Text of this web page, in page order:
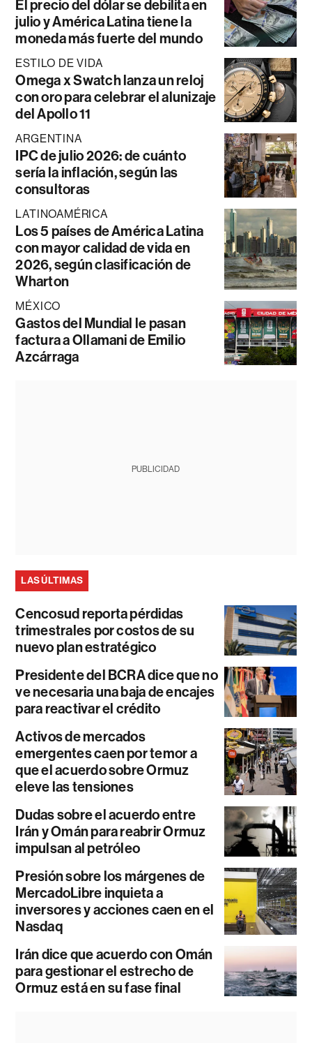
El precio del dólar se debilita en
julio y América Latina tiene la
moneda más fuerte del mundo
ESTILO DE VIDA
Omega x Swatch lanza un reloj
con oro para celebrar el alunizaje
del Apollo 11
ARGENTINA
IPC de julio 2026: de cuánto
sería la inflación, según las
consultoras
LATINOAMÉRICA
Los 5 países de América Latina
con mayor calidad de vida en
2026, según clasificación de
Wharton
MÉXICO
Gastos del Mundial le pasan
factura a Ollamani de Emilio
Azcárraga
PUBLICIDAD
LAS ÚLTIMAS
Cencosud reporta pérdidas
trimestrales por costos de su
nuevo plan estratégico
Presidente del BCRA dice que no
ve necesaria una baja de encajes
para reactivar el crédito
Activos de mercados
emergentes caen por temor a
que el acuerdo sobre Ormuz
eleve las tensiones
Dudas sobre el acuerdo entre
Irán y Omán para reabrir Ormuz
impulsan al petróleo
Presión sobre los márgenes de
MercadoLibre inquieta a
inversores y acciones caen en el
Nasdaq
Irán dice que acuerdo con Omán
para gestionar el estrecho de
Ormuz está en su fase final